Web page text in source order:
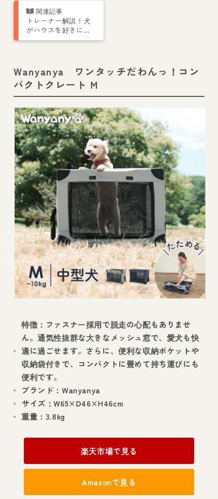
トレーナー解説！犬
がハウスを好きにな
るしつけ方・教え方
Wanyanya ワンタッチだわんっ！コン
パクトクレート M
特徴：ファスナー採用で脱走の心配もありませ
ん。通気性抜群な大きなメッシュ窓で、愛犬も快
適に過ごせます。さらに、便利な収納ポケットや
収納袋付きで、コンパクトに畳めて持ち運びにも
便利です。
ブランド：Wanyanya
サイズ：W65×D46×H46cm
重量：3.8kg
楽天市場で見る
Amazonで見る